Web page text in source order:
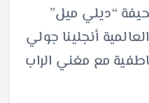
“ديلي ميل”
أنجلينا جولي
مع مغني الراب